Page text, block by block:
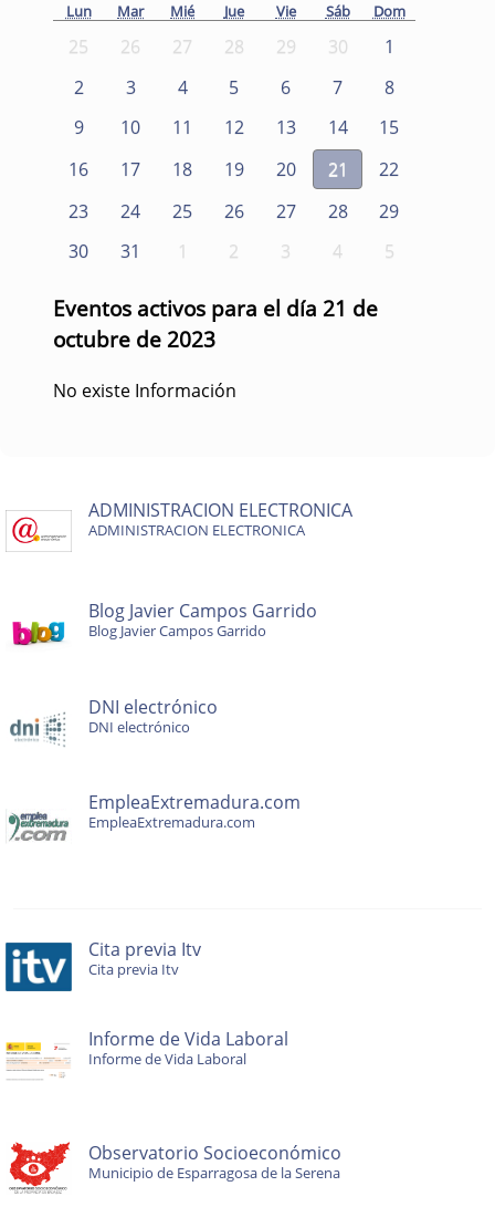
Lun Mar Mié Jue Vie Sáb Dom
25 26 27 28 29 30
1
2
3 4 5 6 7
8
9
10 11 12 13 14
15
16
17 18 19 20 21
22
23
24 25 26 27 28
29
30
31 1 2 3 4 5
Eventos activos para el día 21 de
octubre de 2023
No existe Información
ADMINISTRACION ELECTRONICA
ADMINISTRACION ELECTRONICA
Blog Javier Campos Garrido
Blog Javier Campos Garrido
DNI electrónico
DNI electrónico
EmpleaExtremadura.com
EmpleaExtremadura.com
Cita previa Itv
Cita previa Itv
Informe de Vida Laboral
Informe de Vida Laboral
Observatorio Socioeconómico
Municipio de Esparragosa de la Serena